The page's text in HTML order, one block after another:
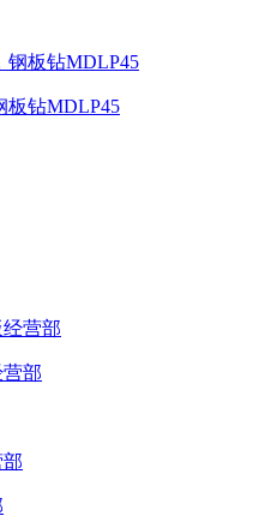
板钻MDLP45
部